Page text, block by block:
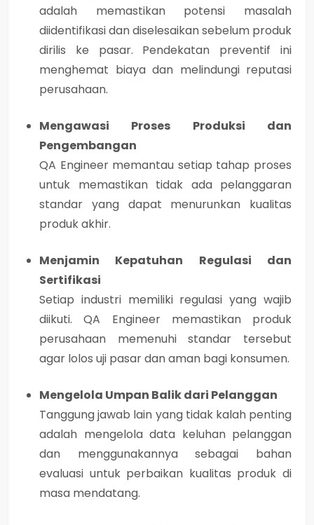
adalah memastikan potensi masalah
diidentifikasi dan diselesaikan sebelum produk
dirilis ke pasar. Pendekatan preventif ini
menghemat biaya dan melindungi reputasi
perusahaan.
Mengawasi Proses Produksi dan
Pengembangan
QA Engineer memantau setiap tahap proses
untuk memastikan tidak ada pelanggaran
standar yang dapat menurunkan kualitas
produk akhir.
Menjamin Kepatuhan Regulasi dan
Sertifikasi
Setiap industri memiliki regulasi yang wajib
diikuti. QA Engineer memastikan produk
perusahaan memenuhi standar tersebut
agar lolos uji pasar dan aman bagi konsumen.
Mengelola Umpan Balik dari Pelanggan
Tanggung jawab lain yang tidak kalah penting
adalah mengelola data keluhan pelanggan
dan menggunakannya sebagai bahan
evaluasi untuk perbaikan kualitas produk di
masa mendatang.